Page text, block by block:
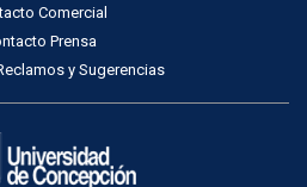
Comercial
Prensa
y Sugerencias